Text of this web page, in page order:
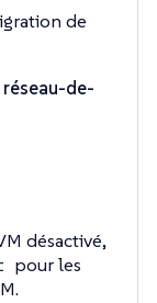
de
de-
désactivé,
pour les